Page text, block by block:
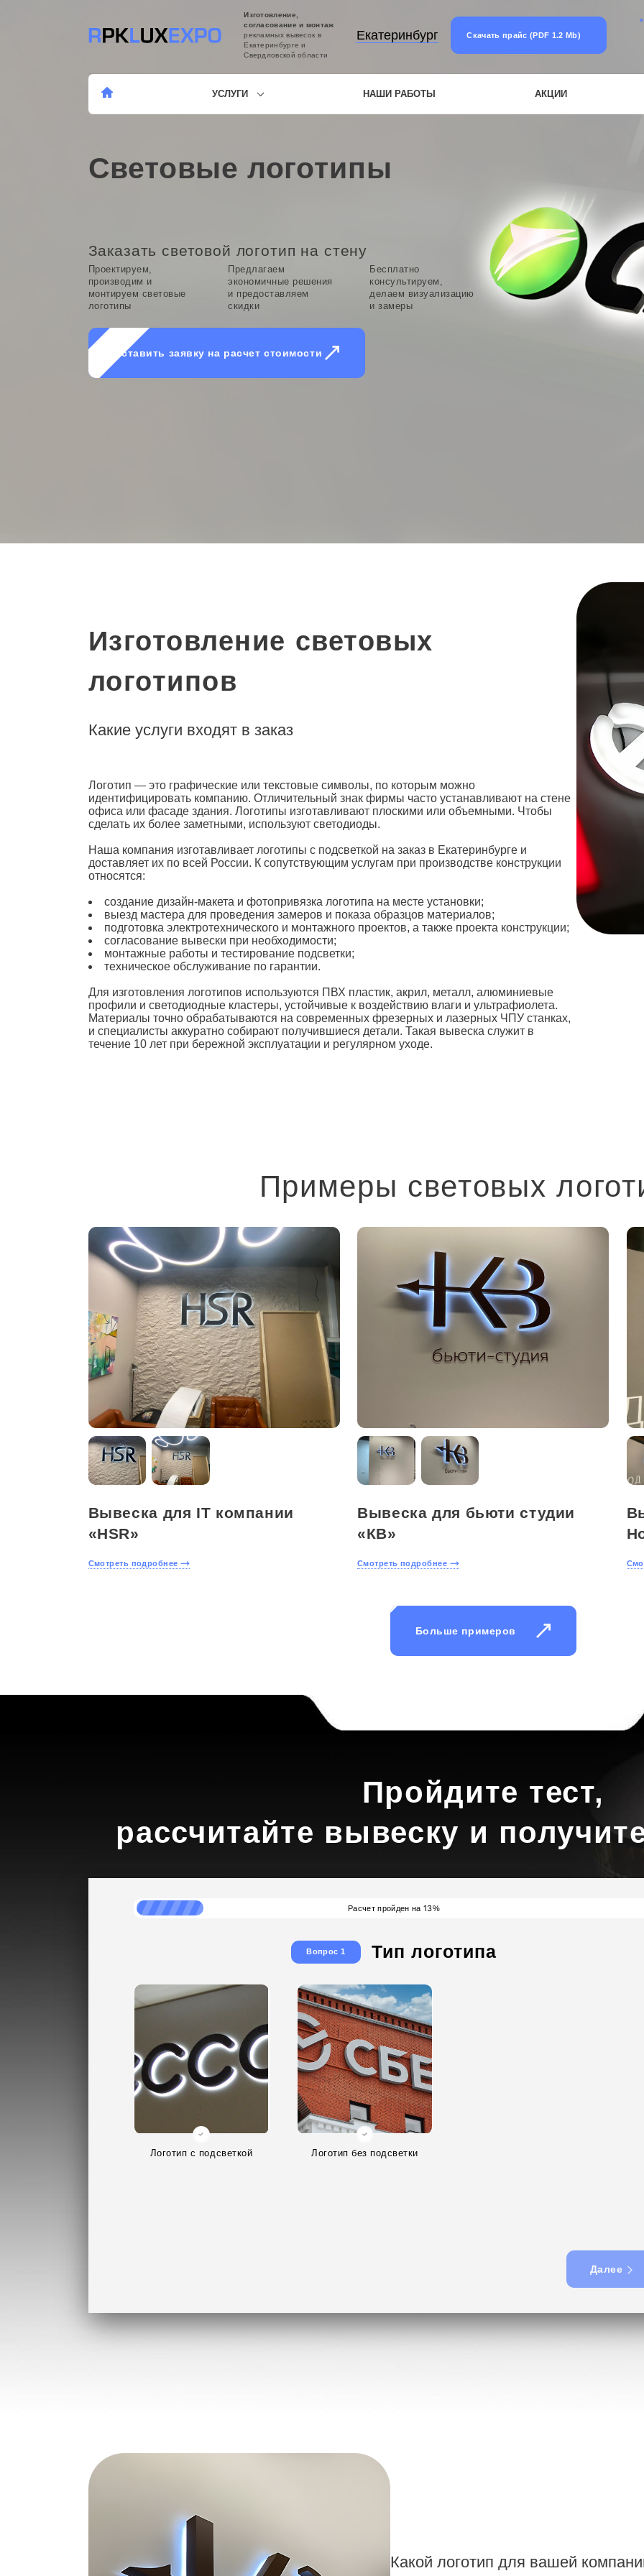
Изготовление,
согласование и монтаж
рекламных вывесок в
Екатеринбурге и
Свердловской области
Екатеринбург Скачать прайс (PDF 1.2 Mb)
УСЛУГИ НАШИ РАБОТЫ АКЦИИ
Световые логотипы
Заказать световой логотип на стену
Проектируем,
производим и
монтируем световые
логотипы
Предлагаем
экономичные решения
и предоставляем
скидки
Бесплатно
консультируем,
делаем визуализацию
и замеры
Оставить заявку на расчет стоимости
Изготовление световых
логотипов
Какие услуги входят в заказ
Логотип — это графические или текстовые символы, по которым можно
идентифицировать компанию. Отличительный знак фирмы часто устанавливают на стене
офиса или фасаде здания. Логотипы изготавливают плоскими или объемными. Чтобы
сделать их более заметными, используют светодиоды.
Наша компания изготавливает логотипы с подсветкой на заказ в Екатеринбурге и
доставляет их по всей России. К сопутствующим услугам при производстве конструкции
относятся:
создание дизайн-макета и фотопривязка логотипа на месте установки;
выезд мастера для проведения замеров и показа образцов материалов;
подготовка электротехнического и монтажного проектов, а также проекта конструкции;
согласование вывески при необходимости;
монтажные работы и тестирование подсветки;
техническое обслуживание по гарантии.
Для изготовления логотипов используются ПВХ пластик, акрил, металл, алюминиевые
профили и светодиодные кластеры, устойчивые к воздействию влаги и ультрафиолета.
Материалы точно обрабатываются на современных фрезерных и лазерных ЧПУ станках,
и специалисты аккуратно собирают получившиеся детали. Такая вывеска служит в
течение 10 лет при бережной эксплуатации и регулярном уходе.
Примеры световых
Вывеска для IT компании
«HSR»
Смотреть подробнее
Вывеска для бьюти студии
«КВ»
Смотреть подробнее
Больше примеров
Пройдите тест,
рассчитайте вывеску и
Расчет пройден на13%
Вопрос 1 Тип логотипа
Логотип с подсветкой Логотип без подсветки
Далее
Какой логотип для вашей